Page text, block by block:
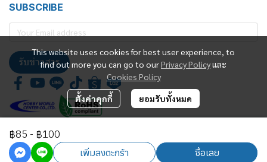
฿85 - ฿100
เพิ่มลงตะกร้า ซื้อเลย
This website uses cookies for best user experience, to
find out more you can go to ourPrivacy Policyและ
Cookies Policy
ตั้งค่าคุกกี้ ยอมรับทั้งหมด
SUBSCRIBE
รับข่าวสาร
Future Kit Marketing Co., Ltd.